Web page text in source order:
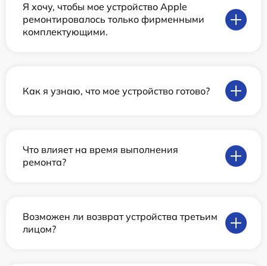
Я хочу, чтобы мое устройство Apple
ремонтировалось только фирменными
комплектующими.
Как я узнаю, что мое устройство готово?
Что влияет на время выполнения
ремонта?
Возможен ли возврат устройства третьим
лицом?